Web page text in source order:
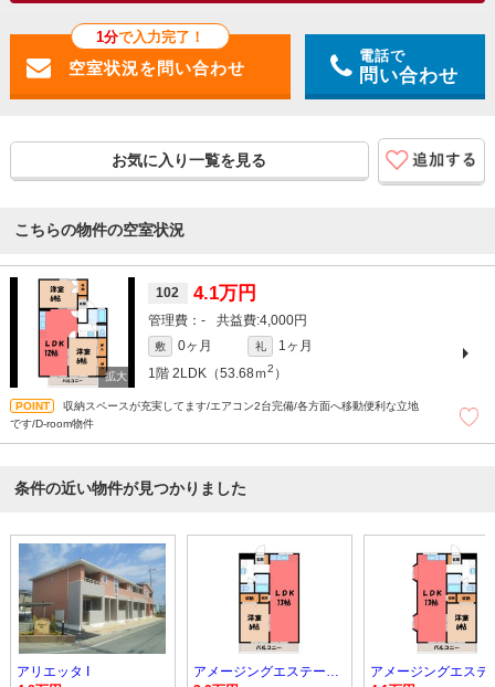
1分で入力完了！
電話で
問い合わせ
お気に入り一覧を見る
こちらの物件の空室状況
102 4.1万円
- 4,000円
敷 0ヶ月 礼
1ヶ月
1階 2LDK（53.68ｍ2 ）
収納スペースが充実してます/エアコン2台完備/各方面へ移動便利な立地
です/D-room物件
条件の近い物件が見つかりました
アリエッタ I
アメージングエステート B